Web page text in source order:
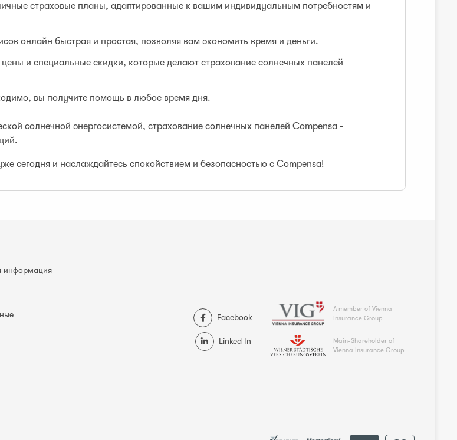
страховые планы, адаптированные к вашим индивидуальным потребностям и
онлайн быстрая и простая, позволяя вам экономить время и деньги.
и специальные скидки, которые делают страхование солнечных панелей
вы получите помощь в любое время дня.
солнечной энергосистемой, страхование солнечных панелей Compensa -
сегодня и наслаждайтесь спокойствием и безопасностью с Compensa!
информация
Facebook
Linked In
A member of Vienna
Insurance Group
Main-Shareholder of
Vienna Insurance Group